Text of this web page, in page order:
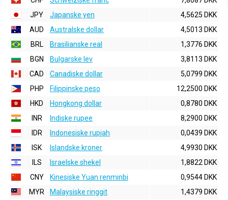
JPY
Japanske yen
4,5625 DKK
AUD
Australske dollar
4,5013 DKK
BRL
Brasilianske real
1,3776 DKK
BGN
Bulgarske lev
3,8113 DKK
CAD
Canadiske dollar
5,0799 DKK
PHP
Filippinske peso
12,2500 DKK
HKD
Hongkong dollar
0,8780 DKK
INR
Indiske rupee
8,2900 DKK
IDR
Indonesiske rupiah
0,0439 DKK
ISK
Islandske kroner
4,9930 DKK
ILS
Israelske shekel
1,8822 DKK
CNY
Kinesiske Yuan renminbi
0,9544 DKK
MYR
Malaysiske ringgit
1,4379 DKK